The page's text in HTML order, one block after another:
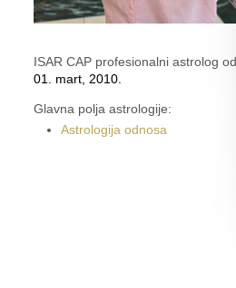
ISAR CAP profesionalni astrolog
01. mart, 2010.
Glavna polja astrologije:
Astrologija odnosa